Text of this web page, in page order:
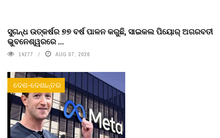
ସୁଗନ୍ଧ ଉତ୍କର୍ଷର ୭୭ ବର୍ଷ ପାଳନ କରୁଛି, ସାଇକଲ ପିୟୋର୍‌ ଅଗରବତୀ
ଭୁବନେଶ୍ୱରରେ ...
14277 AUG 07, 2026
ଦେଶ-ଦେଶାନ୍ତର